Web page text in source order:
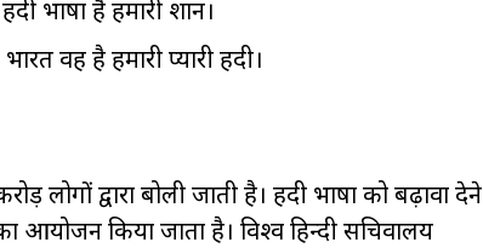
भाषा है हमारी शान।
वह है हमारी प्यारी हिंदी।
लोगों द्वारा बोली जाती है। हिंदी भाषा को बढ़ावा देने
किया जाता है। विश्व हिन्दी सचिवालय